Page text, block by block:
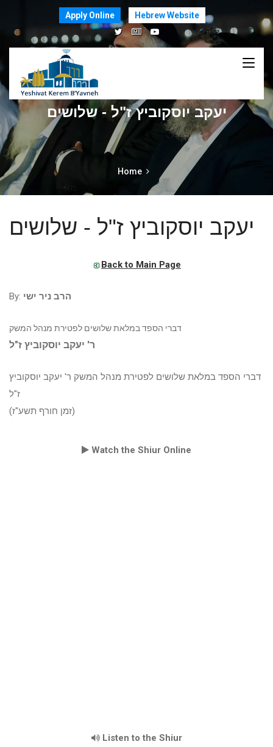
Apply Online Hebrew Website
יעקב יוסקוביץ ז"ל - שלושים
Home
יעקב יוסקוביץ ז"ל - שלושים
Back to Main Page
By: הרב ניר ישי
דברי הספד במלאת שלושים לפטירת מנהל המשק
ר' יעקב יוסקוביץ ז"ל
דברי הספד במלאת שלושים לפטירת מנהל המשק ר' יעקב יוסקוביץ
ז"ל
(זמן חורף תשע"ז)
Watch the Shiur Online
Listen to the Shiur